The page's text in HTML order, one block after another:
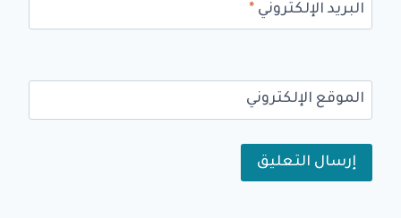
البريد الإلكتروني *
الموقع الإلكتروني